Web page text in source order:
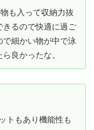
も入って収納力抜
きるので快適に過ご
細かい物が中で泳
良かったな。
トもあり機能性も